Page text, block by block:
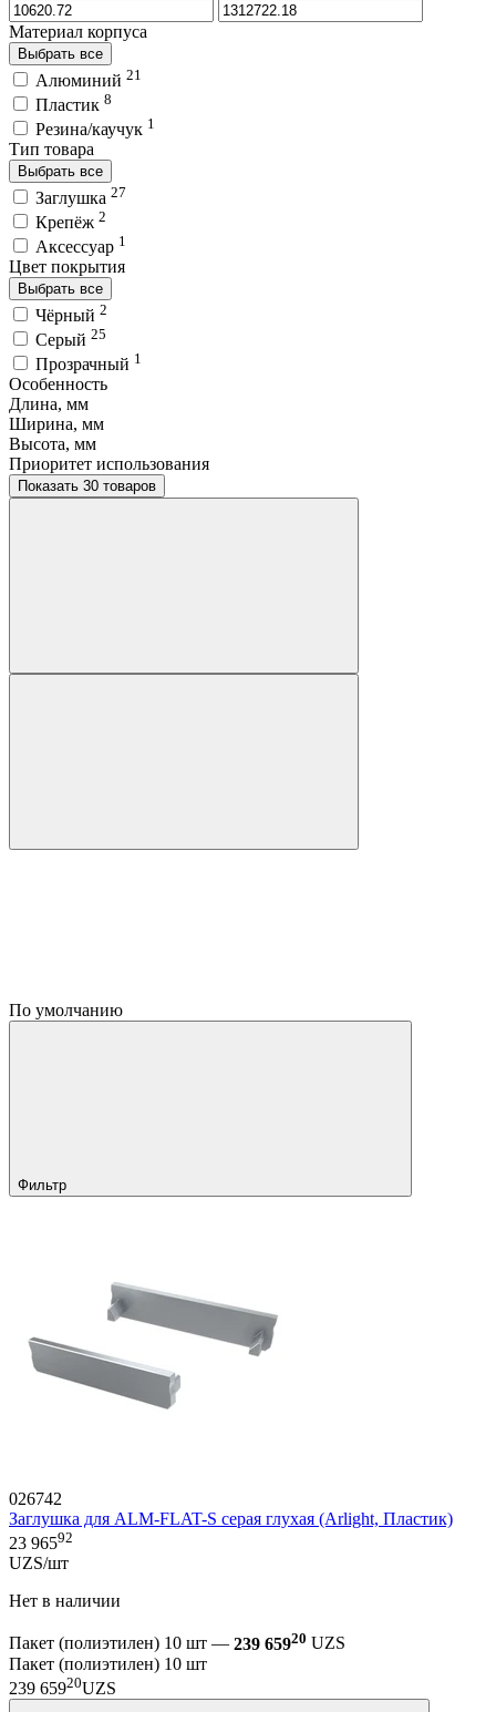
Материал корпуса
Выбрать все
Алюминий 21
Пластик 8
Резина/каучук 1
Тип товара
Выбрать все
Заглушка 27
Крепёж 2
Аксессуар 1
Цвет покрытия
Выбрать все
Чёрный 2
Серый 25
Прозрачный 1
Особенность
Длина, мм
Ширина, мм
Высота, мм
Приоритет использования
Показать 30 товаров
По умолчанию
Фильтр
026742
Заглушка для ALM-FLAT-S серая глухая (Arlight, Пластик)
23 96592
UZS/шт
Нет в наличии
Пакет (полиэтилен) 10 шт — 239 65920 UZS
Пакет (полиэтилен) 10 шт
239 65920UZS